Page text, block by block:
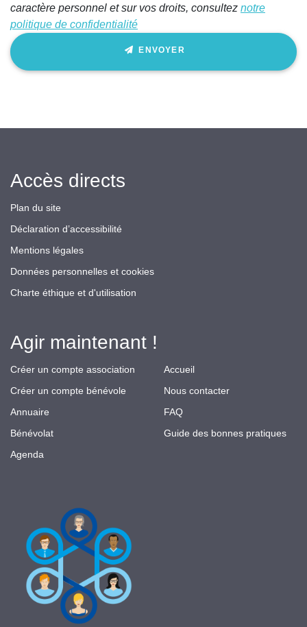
caractère personnel et sur vos droits, consultez notre
politique de confidentialité
ENVOYER
Accès directs
Plan du site
Déclaration d’accessibilité
Mentions légales
Données personnelles et cookies
Charte éthique et d'utilisation
Agir maintenant !
Créer un compte association
Créer un compte bénévole
Annuaire
Bénévolat
Agenda
Accueil
Nous contacter
FAQ
Guide des bonnes pratiques